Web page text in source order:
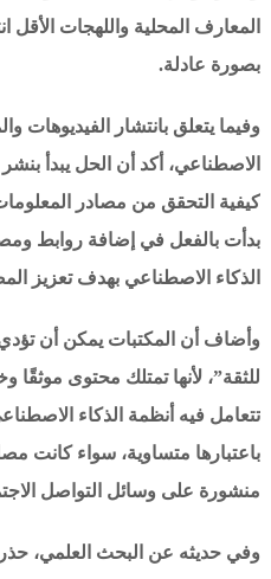
المعارف المحلية واللهجات الأقل
بصورة عادلة.
وفيما يتعلق بانتشار الفيديوهات
الاصطناعي، أكد أن الحل يبدأ بنشر
كيفية التحقق من مصادر
بدأت بالفعل في إضافة روابط
الذكاء الاصطناعي بهدف تعزيز
وأضاف أن المكتبات يمكن أن تؤدي
للثقة”، لأنها تمتلك محتوى
تتعامل فيه أنظمة الذكاء
باعتبارها متساوية، سواء كانت
منشورة على وسائل التواصل
وفي حديثه عن البحث العلمي،